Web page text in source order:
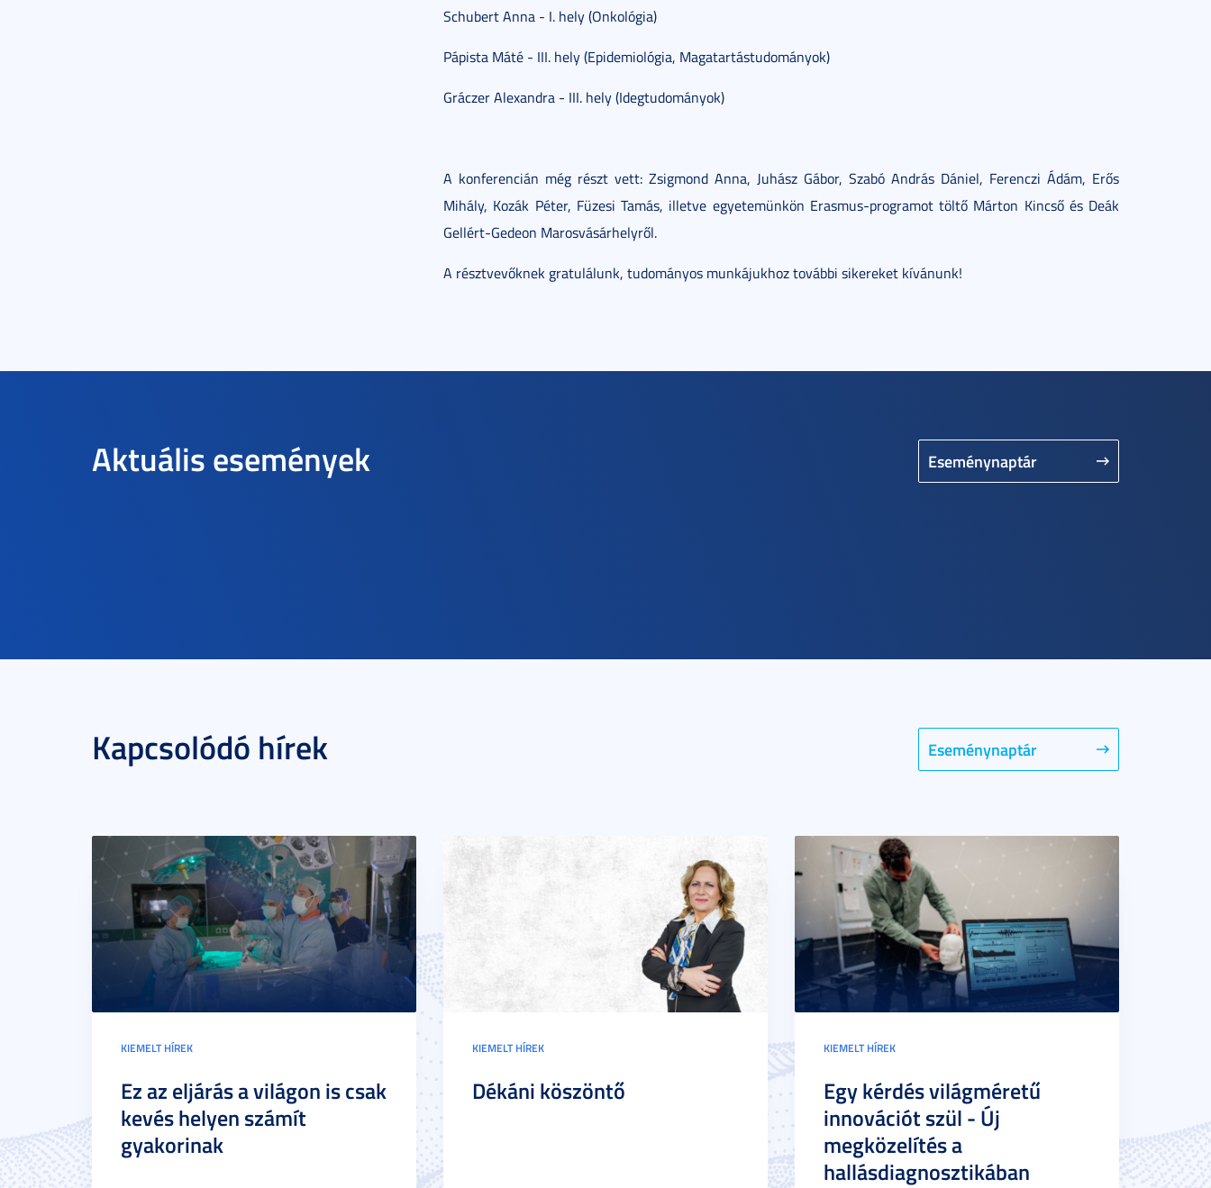
Schubert Anna - I. hely (Onkológia)
Pápista Máté - III. hely (Epidemiológia, Magatartástudományok)
Gráczer Alexandra - III. hely (Idegtudományok)
A konferencián még részt vett: Zsigmond Anna, Juhász Gábor, Szabó András Dániel, Ferenczi Ádám, Erős
Mihály, Kozák Péter, Füzesi Tamás, illetve egyetemünkön Erasmus-programot töltő Márton Kincső és Deák
Gellért-Gedeon Marosvásárhelyről.
A résztvevőknek gratulálunk, tudományos munkájukhoz további sikereket kívánunk!
Aktuális események Eseménynaptár
Kapcsolódó hírek Eseménynaptár
KIEMELT HÍREK
Ez az eljárás a világon is csak
kevés helyen számít
gyakorinak
KIEMELT HÍREK
Dékáni köszöntő
KIEMELT HÍREK
Egy kérdés világméretű
innovációt szül - Új
megközelítés a
hallásdiagnosztikában